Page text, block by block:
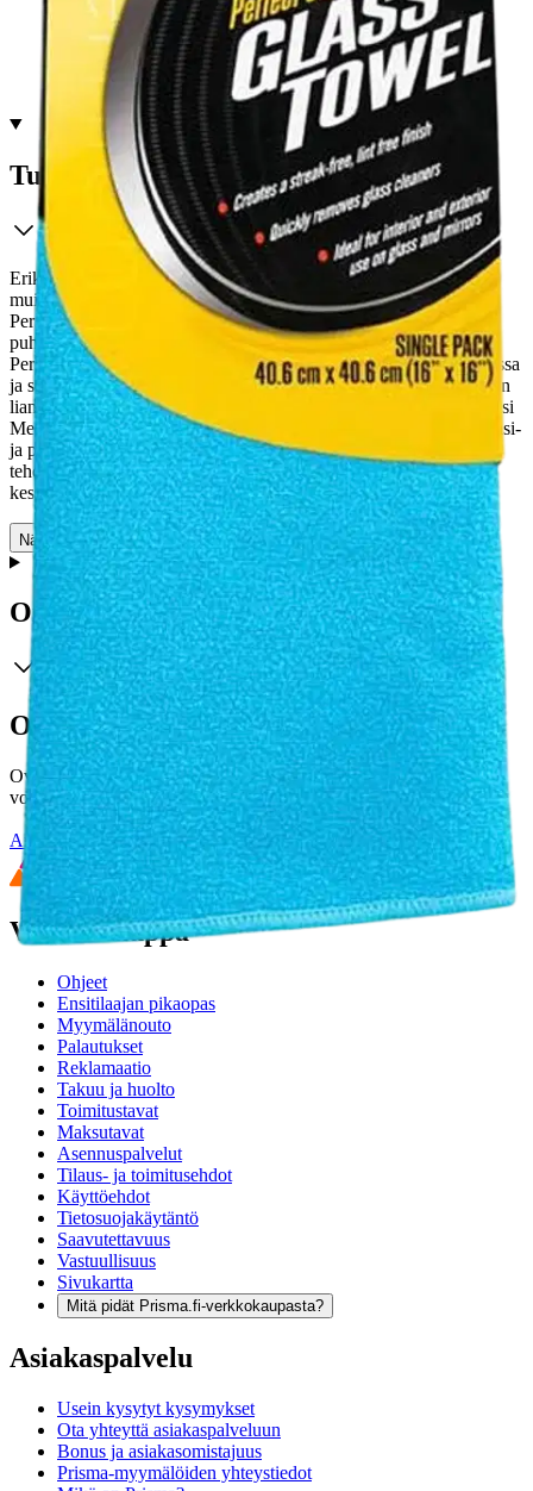
Ei saatavilla
Tuotekuvaus
Erikoisliina lasien puhdistuskeen. Lyhytnukkainen liina lasi-ja
muiden kovien pintojen tehokkaaseen puhdistukseen. Meguiars
Perfect Clarity Glass Towel puhdistaa lasipinnat raidattoman
puhtaaksi kerta toisensa jälkeen. Konepestävä ja todella kestävä.
Perfect Clarity Glass Towel voidaan pestä toistuvasti pesukonneessa
ja se kestää kovaa käyttöä. Liina ei nukkaa ja puhdistaa vaikeankin
lian erittäin tehokkaasti.
Lasiliinan kanssa suositellaan käytettäväksi
Meguiars Perfect Clarity Glass Cleaner G8824. Ominaisuudet: Lasi-
ja peilipintojen puhdistus. Täysin nukkaamaton ja raidoittamaton
tehopuhdistaja. Konepestävä ja äärimmäisen hyvin kulutusta
kestävä.
Näytä lisää tuotekuvausta
Ominaisuudet
Oletko tyytyväinen tuotetietoihin?
Ovatko tuotetiedot riittävät? Jos tuotetiedoissa on puutteita tai niitä
voisi muuten parantaa, anna palautetta.
Anna palautetta,Avautuu uuteen välilehteen
Verkkokauppa
Ohjeet
Ensitilaajan pikaopas
Myymälänouto
Palautukset
Reklamaatio
Takuu ja huolto
Toimitustavat
Maksutavat
Asennuspalvelut
Tilaus- ja toimitusehdot
Käyttöehdot
Tietosuojakäytäntö
Saavutettavuus
Vastuullisuus
Sivukartta
Mitä pidät Prisma.fi-verkkokaupasta?
Asiakaspalvelu
Usein kysytyt kysymykset
Ota yhteyttä asiakaspalveluun
Bonus ja asiakasomistajuus
Prisma-myymälöiden yhteystiedot